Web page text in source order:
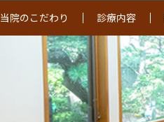
当院のこだわり 診療内容